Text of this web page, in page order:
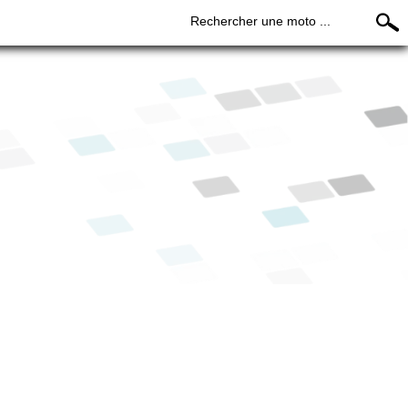
Rechercher une moto ...